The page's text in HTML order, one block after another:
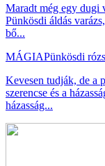
Maradt még egy dugi
Pünkösdi áldás
bő...
MÁGIAPünkösdi
Kevesen tudják, de a
szerencse és a
házasság...